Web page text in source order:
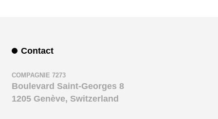
Contact
COMPAGNIE 7273
Boulevard Saint-Georges 8
1205 Genève, Switzerland